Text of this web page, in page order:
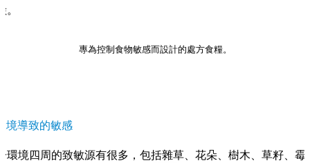
。
專為控制食物敏感而設計的處方食糧。
境導致的敏感
環境四周的致敏源有很多，包括雜草、花朵、樹木、草籽、霉